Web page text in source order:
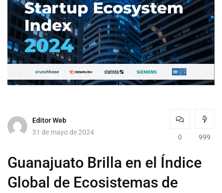
Editor Web
31 de mayo de 2024
0 999
Guanajuato Brilla en el Índice
Global de Ecosistemas de